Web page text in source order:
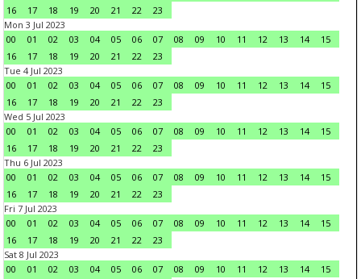
16
17 18 19 20 21 22
23
Mon 3 Jul 2023
00
01 02 03 04 05 06 07 08 09 10 11 12 13 14
15
16
17 18 19 20 21 22
23
Tue 4 Jul 2023
00
01 02 03 04 05 06 07 08 09 10 11 12 13 14
15
16
17 18 19 20 21 22
23
Wed 5 Jul 2023
00
01 02 03 04 05 06 07 08 09 10 11 12 13 14
15
16
17 18 19 20 21 22
23
Thu 6 Jul 2023
00
01 02 03 04 05 06 07 08 09 10 11 12 13 14
15
16
17 18 19 20 21 22
23
Fri 7 Jul 2023
00
01 02 03 04 05 06 07 08 09 10 11 12 13 14
15
16
17 18 19 20 21 22
23
Sat 8 Jul 2023
00
01 02 03 04 05 06 07 08 09 10 11 12 13 14
15